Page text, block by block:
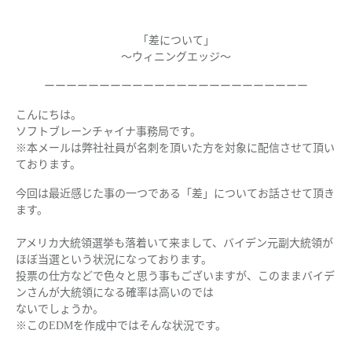
「 差について 」
～ウィニングエッジ～
ーーーーーーーーーーーーーーーーーーーーーーーー
こんにちは。
ソフトブレーンチャイナ事務局です。
※本メールは弊社社員が名刺を頂いた方を対象に配信させて頂い
ております。
今回は最近感じた事の一つである「差」についてお話させて頂き
ます。
アメリカ大統領選挙も落着いて来まして、バイデン元副大統領が
ほぼ当選という状況になっております。
投票の仕方などで色々と思う事もございますが、このままバイデ
ンさんが大統領になる確率は高いのでは
ないでしょうか。
※このEDMを作成中ではそんな状況です。